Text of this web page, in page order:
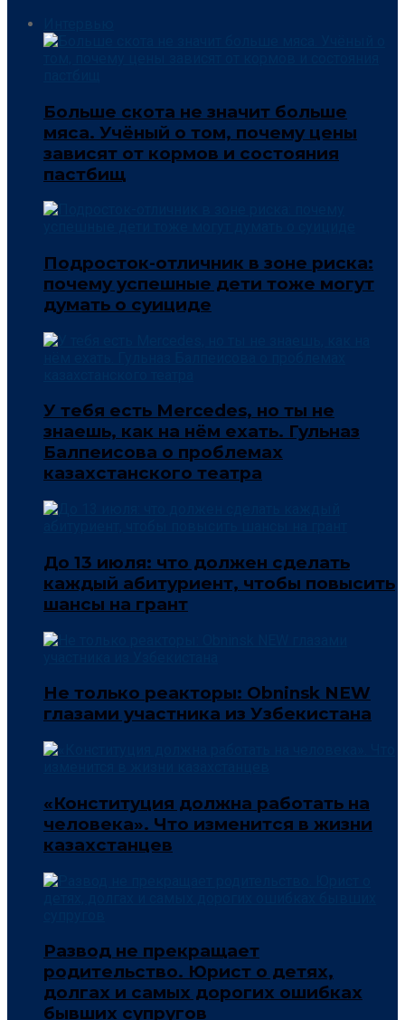
Больше скота не значит больше
мяса. Учёный о том, почему цены
зависят от кормов и состояния
пастбищ
Подросток-отличник в зоне риска:
почему успешные дети тоже могут
думать о суициде
У тебя есть Mercedes, но ты не
знаешь, как на нём ехать. Гульназ
Балпеисова о проблемах
казахстанского театра
До 13 июля: что должен сделать
каждый абитуриент, чтобы повысить
шансы на грант
Не только реакторы: Obninsk NEW
глазами участника из Узбекистана
«Конституция должна работать на
человека». Что изменится в жизни
казахстанцев
Развод не прекращает
родительство. Юрист о детях,
долгах и самых дорогих ошибках
бывших супругов